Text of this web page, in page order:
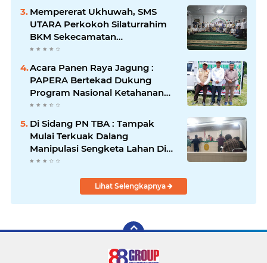
Mempererat Ukhuwah, SMS
UTARA Perkokoh Silaturrahim
BKM Sekecamatan
Padangsidimpuan Utara di
Acara Panen Raya Jagung :
PAPERA Bertekad Dukung
Program Nasional Ketahanan
Pangan Di Kota Kerang
Tanjungbalai
Di Sidang PN TBA : Tampak
Mulai Terkuak Dalang
Manipulasi Sengketa Lahan Di
Asahan Mati
Lihat Selengkapnya